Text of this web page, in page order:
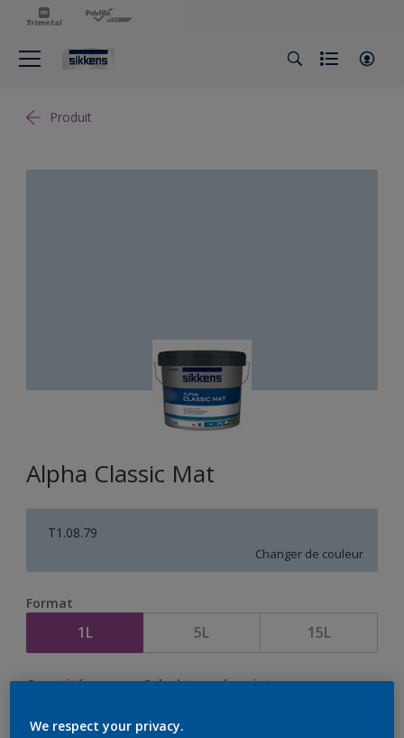
Produit
Alpha Classic Mat
T1.08.79
Changer de couleur
Format
1L 5L 15L
Quantité Calculateur de peinture
We respect your privacy.